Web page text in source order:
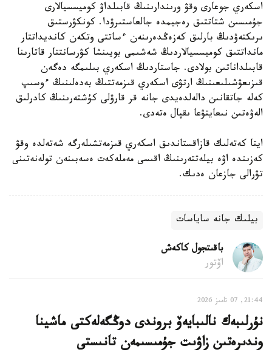
اسكەري جوعارى وقۋ ورىندارىنىڭ قابىلداۋ كوميسسيالارى
جۇمىسىن شتاتتىق رەجيمدە جالعاستىرۋدا. كونكۋرستىق
ىرىكتەۋدىڭ بارلىق كەزەڭدەرىنەن ءساتتى وتكەن كانديداتتار
مانداتتىق كوميسسيالاردىڭ شەشىمى بويىنشا كۋرسانتتار قاتارىنا
قابىلداناتىن بولادى. جاستاردىڭ اسكەري بىلىمگە دەگەن
قىزىعۋشىلىعىنىڭ ارتۋى اسكەري قىزمەتتىڭ بەدەلىنىڭ ءوسىپ
كەلە جاتقانىن دالەلدەيدى جانە قر قارۋلى كۇشتەرىنىڭ كادرلىق
الەۋەتىن نىعايتۋعا ىقپال ەتەدى.
ايتا كەتەلىك قازاقستاندىق اسكەري قىزمەتشىلەرگە شەتەلدە وقۋ
كەزىندە اۋە بيلەتتەرىنىڭ اقىسى مەملەكەت ەسەبىنەن تولەنەتىنى
تۋرالى جازعان ەدىك.
بيلىك جانە ساياسات
باقىتجول كاكەش
اۆتور
21:44, 07 تامىز 2026
نۇرلىبەك نالىبايەۆ بروندى دوڭگەلەكتى ماشينا
وندىرەتىن زاۋىت جۇمىسىمەن تانىستى